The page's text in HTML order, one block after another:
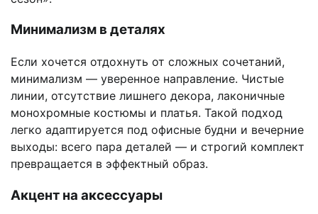
Минимализм в деталях
Если хочется отдохнуть от сложных сочетаний,
минимализм — уверенное направление. Чистые
линии, отсутствие лишнего декора, лаконичные
монохромные костюмы и платья. Такой подход
легко адаптируется под офисные будни и вечерние
выходы: всего пара деталей — и строгий комплект
превращается в эффектный образ.
Акцент на аксессуары